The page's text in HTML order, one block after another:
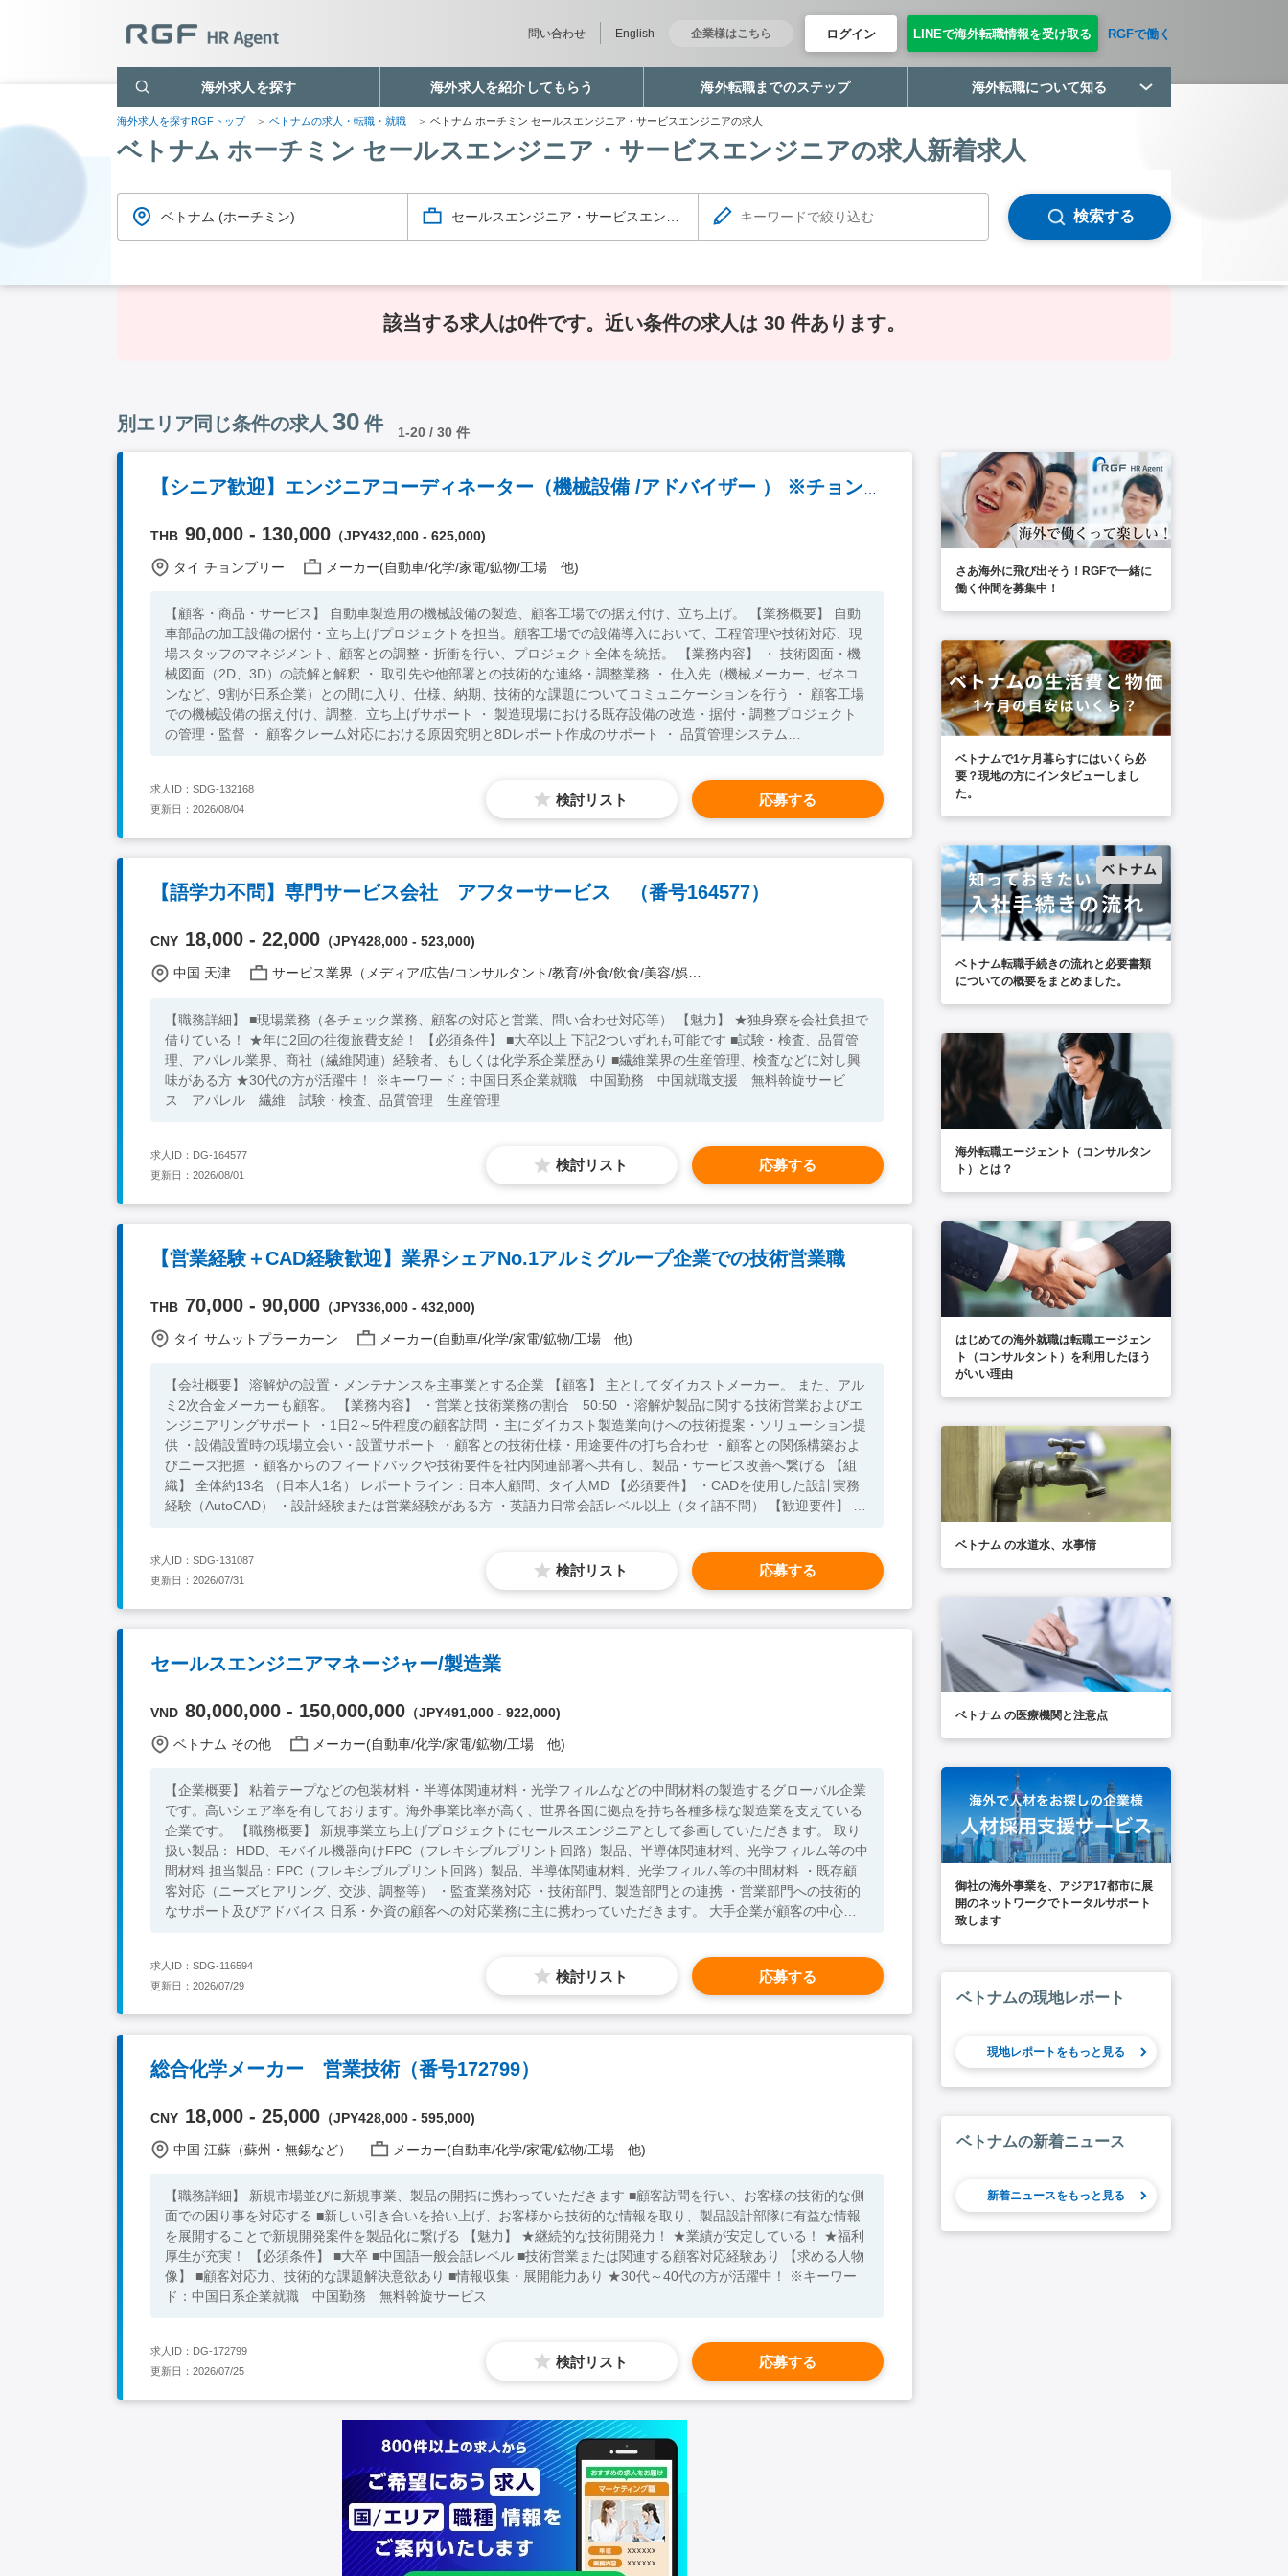
問い合わせ English 企業様はこちら ログイン LINEで海外転職情報を受け取る RGFで働く
海外求人を探す 海外求人を紹介してもらう 海外転職までのステップ 海外転職について知る
海外求人を探すRGFトップ ベトナムの求人・転職・就職 ベトナム ホーチミン セールスエンジニア・サービスエンジニアの求人
ベトナム ホーチミン セールスエンジニア・サービスエンジニアの求人新着求人
ベトナム (ホーチミン) セールスエンジニア・サービスエンジニア 検索する
該当する求人は0件です。 近い条件の求人は 30 件あります。
別エリア同じ条件の求人 30 件 1-20 / 30 件
THB 90,000 - 130,000 （JPY432,000 - 625,000)
タイ チョンブリー メーカー(自動車/化学/家電/鉱物/工場 他)
【顧客・商品・サービス】 自動車製造用の機械設備の製造、顧客工場での据え付け、立ち上げ。 【業務概要】 自動
車部品の加工設備の据付・立ち上げプロジェクトを担当。顧客工場での設備導入において、工程管理や技術対応、現
場スタッフのマネジメント、顧客との調整・折衝を行い、プロジェクト全体を統括。 【業務内容】 ・ 技術図面・機
械図面（2D、3D）の読解と解釈 ・ 取引先や他部署との技術的な連絡・調整業務 ・ 仕入先（機械メーカー、ゼネコ
ンなど、9割が日系企業）との間に入り、仕様、納期、技術的な課題についてコミュニケーションを行う ・ 顧客工場
での機械設備の据え付け、調整、立ち上げサポート ・ 製造現場における既存設備の改造・据付・調整プロジェクト
の管理・監督 ・ 顧客クレーム対応における原因究明と8Dレポート作成のサポート ・ 品質管理システム
ば尚良し（社内エンジニアとのコミュニケーションのため） 【必須要件】 ・技術図面・機械図面（2D、3D）の読解
力 ・英語日常会話レベル以上（取引先とのやり取り、社内コミュニケーション） ・5年以上のエンジニア経験 ・仕入
先との間に入ってやり取りができる、コミュニケーション能力（面接で人柄、コミュニケーション力を判断） 【歓迎
要件】 ・タイでの勤務経験 ・ エンジン部品、ミッション部品の加工経験 ・ 設備の電気配線やPLC制御に関する知識
る品質管理システム（ISO 9001/IATF 16949）に関する知識 ・ 顧客クレーム対応における8Dレポート作成や、原因
検討リスト 応募する
求人ID：SDG-132168
更新日：2026/08/04
【語学力不問】専門サービス会社 アフターサービス （番号164577）
CNY 18,000 - 22,000 （JPY428,000 - 523,000)
中国 天津 サービス業界（メディア/広告/コンサルタント/教育/外食/飲食/美容/娯楽/士業 他）
【職務詳細】 ■現場業務（各チェック業務、顧客の対応と営業、問い合わせ対応等） 【魅力】 ★独身寮を会社負担で
借りている！ ★年に2回の往復旅費支給！ 【必須条件】 ■大卒以上 下記2ついずれも可能です ■試験・検査、品質管
理、アパレル業界、商社（繊維関連）経験者、もしくは化学系企業歴あり ■繊維業界の生産管理、検査などに対し興
味がある方 ★30代の方が活躍中！ ※キーワード：中国日系企業就職 中国勤務 中国就職支援 無料斡旋サービ
ス アパレル 繊維 試験・検査、品質管理 生産管理
検討リスト 応募する
求人ID：DG-164577
更新日：2026/08/01
【営業経験＋CAD経験歓迎】業界シェアNo.1アルミグループ企業での技術営業職
THB 70,000 - 90,000 （JPY336,000 - 432,000)
タイ サムットプラーカーン メーカー(自動車/化学/家電/鉱物/工場 他)
【会社概要】 溶解炉の設置・メンテナンスを主事業とする企業 【顧客】 主としてダイカストメーカー。 また、アル
ミ2次合金メーカーも顧客。 【業務内容】 ・営業と技術業務の割合 50:50 ・溶解炉製品に関する技術営業およびエ
ンジニアリングサポート ・1日2～5件程度の顧客訪問 ・主にダイカスト製造業向けへの技術提案・ソリューション提
供 ・設備設置時の現場立会い・設置サポート ・顧客との技術仕様・用途要件の打ち合わせ ・顧客との関係構築およ
びニーズ把握 ・顧客からのフィードバックや技術要件を社内関連部署へ共有し、製品・サービス改善へ繋げる 【組
織】 全体約13名 （日本人1名） レポートライン：日本人顧問、タイ人MD 【必須要件】 ・CADを使用した設計実務
経験（AutoCAD） ・設計経験または営業経験がある方 ・英語力日常会話レベル以上（タイ語不問） 【歓迎要件】 ・
検討リスト 応募する
求人ID：SDG-131087
更新日：2026/07/31
セールスエンジニアマネージャー/製造業
VND 80,000,000 - 150,000,000 （JPY491,000 - 922,000)
ベトナム その他 メーカー(自動車/化学/家電/鉱物/工場 他)
【企業概要】 粘着テープなどの包装材料・半導体関連材料・光学フィルムなどの中間材料の製造するグローバル企業
です。高いシェア率を有しております。海外事業比率が高く、世界各国に拠点を持ち各種多様な製造業を支えている
企業です。 【職務概要】 新規事業立ち上げプロジェクトにセールスエンジニアとして参画していただきます。 取り
扱い製品： HDD、モバイル機器向けFPC（フレキシブルプリント回路）製品、半導体関連材料、光学フィルム等の中
間材料 担当製品：FPC（フレキシブルプリント回路）製品、半導体関連材料、光学フィルム等の中間材料 ・既存顧
客対応（ニーズヒアリング、交渉、調整等） ・監査業務対応 ・技術部門、製造部門との連携 ・営業部門への技術的
なサポート及びアドバイス 日系・外資の顧客への対応業務に主に携わっていただきます。 大手企業が顧客の中心と
年制大学卒以上 ・英語ビジネスレベル以上（社内外にて使用） ・セールスエンジニアとして5年以上の経験 ・外資系
クライアントとのビジネス経験 【歓迎要件】 ・海外勤務経験 ・同業界での経験 ・新規製品の立ち上げ経験 ・品質管
理、保証業務経験
検討リスト 応募する
求人ID：SDG-116594
更新日：2026/07/29
総合化学メーカー 営業技術（番号172799）
CNY 18,000 - 25,000 （JPY428,000 - 595,000)
中国 江蘇（蘇州・無錫など） メーカー(自動車/化学/家電/鉱物/工場 他)
【職務詳細】 新規市場並びに新規事業、製品の開拓に携わっていただきます ■顧客訪問を行い、お客様の技術的な側
面での困り事を対応する ■新しい引き合いを拾い上げ、お客様から技術的な情報を取り、製品設計部隊に有益な情報
を展開することで新規開発案件を製品化に繋げる 【魅力】 ★継続的な技術開発力！ ★業績が安定している！ ★福利
厚生が充実！ 【必須条件】 ■大卒 ■中国語一般会話レベル ■技術営業または関連する顧客対応経験あり 【求める人物
像】 ■顧客対応力、技術的な課題解決意欲あり ■情報収集・展開能力あり ★30代～40代の方が活躍中！ ※キーワー
ド：中国日系企業就職 中国勤務 無料斡旋サービス
検討リスト 応募する
求人ID：DG-172799
更新日：2026/07/25
さあ海外に飛び出そう！RGFで一緒に
働く仲間を募集中！
ベトナムで1ケ月暮らすにはいくら必
要？現地の方にインタビューしまし
た。
ベトナム転職手続きの流れと必要書類
についての概要をまとめました。
海外転職エージェント（コンサルタン
ト）とは？
はじめての海外就職は転職エージェン
ト（コンサルタント）を利用したほう
がいい理由
ベトナム の水道水、水事情
ベトナム の医療機関と注意点
御社の海外事業を、アジア17都市に展
開のネットワークでトータルサポート
致します
ベトナムの現地レポート
現地レポートをもっと見る
ベトナムの新着ニュース
新着ニュースをもっと見る